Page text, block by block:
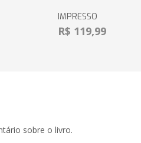
IMPRESSO
R$ 119,99
sobre o livro.